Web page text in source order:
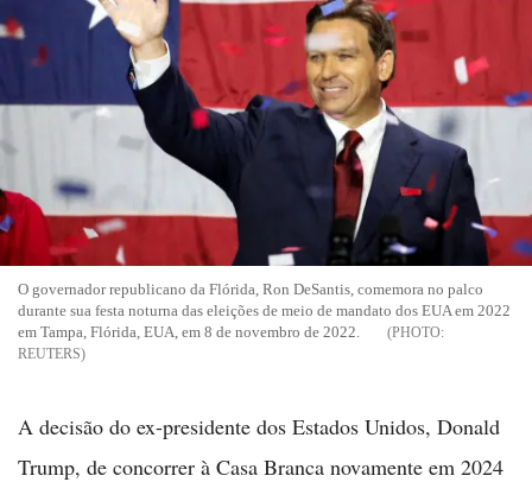
O governador republicano da Flórida, Ron DeSantis, comemora no palco
durante sua festa noturna das eleições de meio de mandato dos EUA em 2022
em Tampa, Flórida, EUA, em 8 de novembro de 2022.
REUTERS
A decisão do ex-presidente dos Estados Unidos, Donald
Trump, de concorrer à Casa Branca novamente em 2024